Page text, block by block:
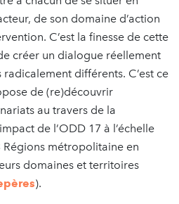
de son domaine d’action
C’est la finesse de cette
créer un dialogue réellement
différents. C’est ce
de (re)découvrir
au travers de la
de l’ODD 17 à l’échelle
Régions métropolitaine en
domaines et territoires
).